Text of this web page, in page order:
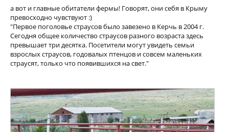
а вот и главные обитатели фермы! Говорят, они себя в Крыму
превосходно чувствуют :)
"Первое поголовье страусов было завезено в Керчь в 2004 г.
Сегодня общее количество страусов разного возраста здесь
превышает три десятка. Посетители могут увидеть семьи
взрослых страусов, годовалых птенцов и совсем маленьких
страусят, только что появившихся на свет."